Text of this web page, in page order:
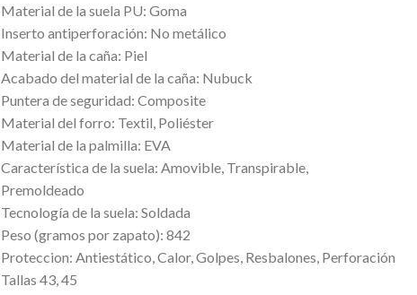
Material de la suela PU: Goma
Inserto antiperforación: No metálico
Material de la caña: Piel
Acabado del material de la caña: Nubuck
Puntera de seguridad: Composite
Material del forro: Textil, Poliéster
Material de la palmilla: EVA
Característica de la suela: Amovible, Transpirable,
Premoldeado
Tecnología de la suela: Soldada
Peso (gramos por zapato): 842
Proteccion: Antiestático, Calor, Golpes, Resbalones, Perforación
Tallas 43, 45